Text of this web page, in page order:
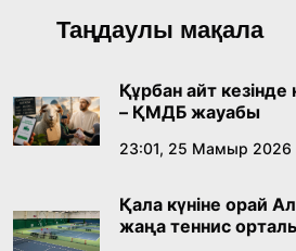
Қазақ тіліндегі «құт»
лингвомәдени сипаты
09:21, 21 Шілде 2026
Абайдың адам тәрбиесі
18:59, 20 Шілде 2026
Таңдаулы мақала
Құрбан айт
– ҚМДБ жауабы
23:01, 25 Мамыр 2026
Қала күніне орай
жаңа теннис